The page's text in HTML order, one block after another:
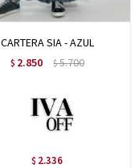
CARTERA SIA - AZUL
$ 2.850 $5.700
$ 2.336